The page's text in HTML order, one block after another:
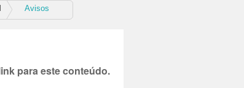
Avisos
para este conteúdo.